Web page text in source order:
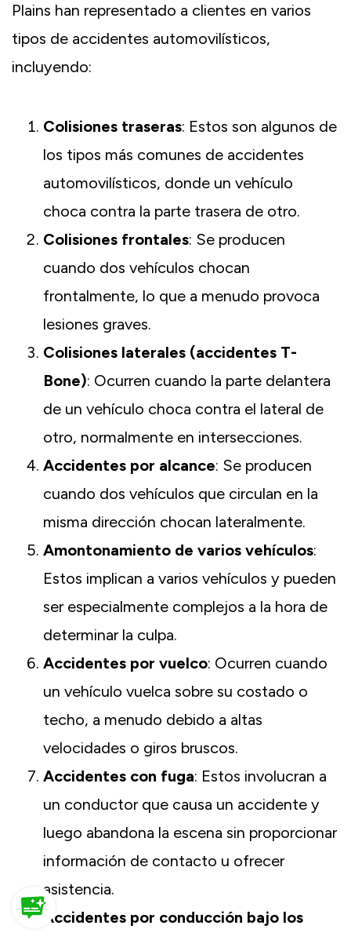
Plains han representado a clientes en varios
tipos de accidentes automovilísticos,
incluyendo:
Colisiones traseras: Estos son algunos de
los tipos más comunes de accidentes
automovilísticos, donde un vehículo
choca contra la parte trasera de otro.
Colisiones frontales: Se producen
cuando dos vehículos chocan
frontalmente, lo que a menudo provoca
lesiones graves.
Colisiones laterales (accidentes T-
Bone): Ocurren cuando la parte delantera
de un vehículo choca contra el lateral de
otro, normalmente en intersecciones.
Accidentes por alcance: Se producen
cuando dos vehículos que circulan en la
misma dirección chocan lateralmente.
Amontonamiento de varios vehículos:
Estos implican a varios vehículos y pueden
ser especialmente complejos a la hora de
determinar la culpa.
Accidentes por vuelco: Ocurren cuando
un vehículo vuelca sobre su costado o
techo, a menudo debido a altas
velocidades o giros bruscos.
Accidentes con fuga: Estos involucran a
un conductor que causa un accidente y
luego abandona la escena sin proporcionar
información de contacto u ofrecer
asistencia.
Accidentes por conducción bajo los